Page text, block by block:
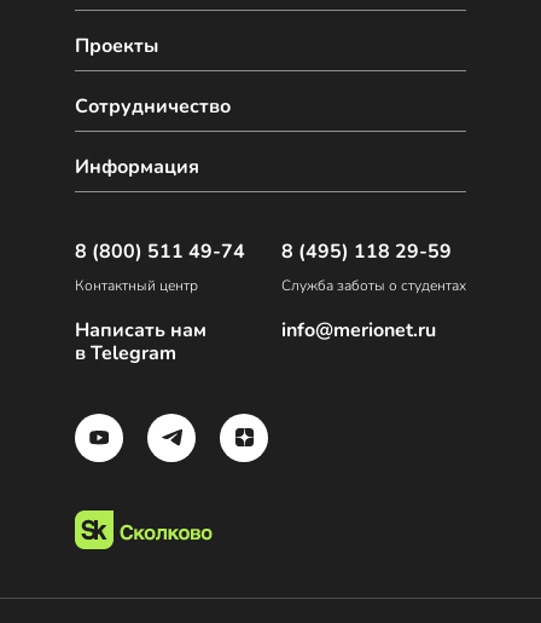
Сотрудничество
Проекты
Информация
8 (800) 511 49-74
Контактный центр
Написать нам
в Telegram
8 (495) 118 29-59
Служба заботы о студентах
info@merionet.ru